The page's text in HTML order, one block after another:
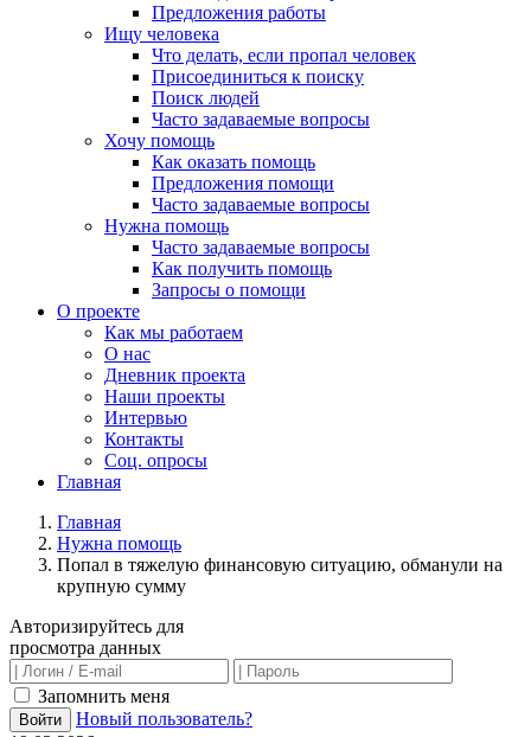
Предложения работы
Ищу человека
Что делать, если пропал человек
Присоединиться к поиску
Поиск людей
Часто задаваемые вопросы
Хочу помощь
Как оказать помощь
Предложения помощи
Часто задаваемые вопросы
Нужна помощь
Часто задаваемые вопросы
Как получить помощь
Запросы о помощи
О проекте
Как мы работаем
О нас
Дневник проекта
Наши проекты
Интервью
Контакты
Соц. опросы
Главная
Главная
Нужна помощь
Попал в тяжелую финансовую ситуацию, обманули на
крупную сумму
Авторизируйтесь для
просмотра данных
Запомнить меня
Войти
Новый пользователь?